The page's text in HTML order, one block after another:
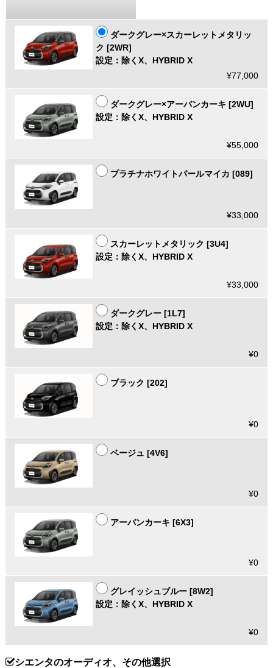
ダークグレー×スカーレットメタリッ
ク [2WR]
設定：除くX、HYBRID X
¥77,000
ダークグレー×アーバンカーキ [2WU]
設定：除くX、HYBRID X
¥55,000
プラチナホワイトパールマイカ [089]
¥33,000
スカーレットメタリック [3U4]
設定：除くX、HYBRID X
¥33,000
ダークグレー [1L7]
設定：除くX、HYBRID X
¥0
ブラック [202]
¥0
ベージュ [4V6]
¥0
アーバンカーキ [6X3]
¥0
グレイッシュブルー [8W2]
設定：除くX、HYBRID X
¥0
シエンタのオーディオ、その他選択